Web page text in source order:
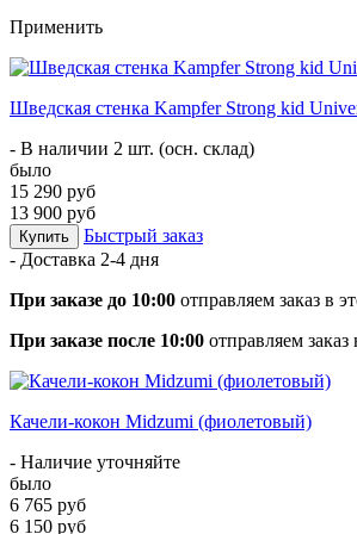
Применить
Шведская стенка Kampfer Strong kid
- В наличии 2 шт. (осн. склад)
было
15 290 руб
13 900 руб
Купить
Быстрый заказ
- Доставка 2-4 дня
При заказе до 10:00 отправляем заказ в
При заказе после 10:00 отправляем
Качели-кокон Midzumi (фиолетовый)
- Наличие уточняйте
было
6 765 руб
6 150 руб